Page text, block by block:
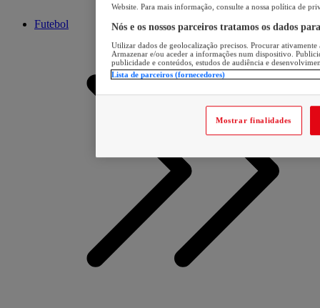
Futebol
Website. Para mais informação, consulte a nossa política de
Nós e os nossos parceiros tratamos os dados
Utilizar dados de geolocalização precisos. Procurar
Armazenar e/ou aceder a informações num dispositivo.
publicidade e conteúdos, estudos de audiência e
Lista de parceiros (fornecedores)
Mostrar finalidades